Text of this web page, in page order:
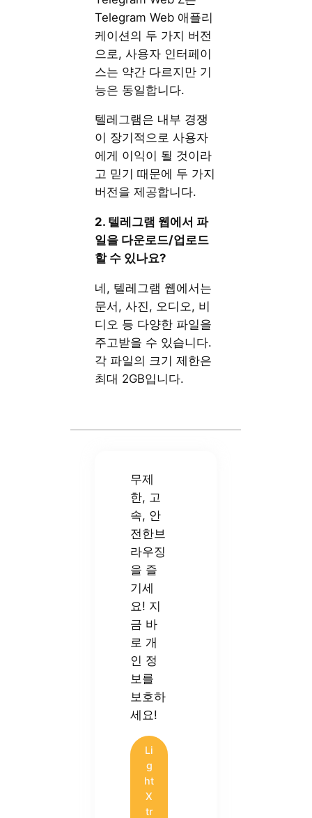
Telegram Web 애플리
케이션의 두 가지 버전
으로, 사용자 인터페이
스는 약간 다르지만 기
능은 동일합니다.
텔레그램은 내부 경쟁
이 장기적으로 사용자
에게 이익이 될 것이라
고 믿기 때문에 두 가지
버전을 제공합니다.
2. 텔레그램 웹에서 파
일을 다운로드/업로드
할 수 있나요?
네, 텔레그램 웹에서는
문서, 사진, 오디오, 비
디오 등 다양한 파일을
주고받을 수 있습니다.
각 파일의 크기 제한은
최대 2GB입니다.
무제
한, 고
속, 안
전한브
라우징
을 즐
기세
요! 지
금 바
로 개
인 정
보를
보호하
세요!
Li
g
ht
X
tr